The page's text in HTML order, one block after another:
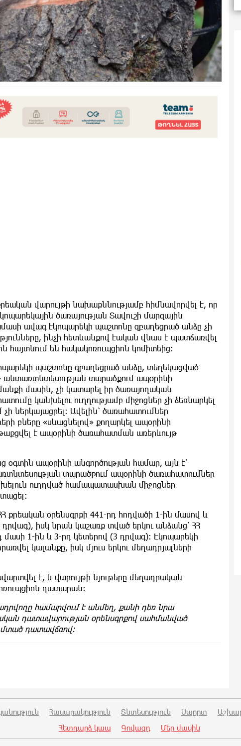
վարույթի նախաքննությամբ հիմնավորվել է, որ
ծառայության Տավուշի մարզային
ավագ էկոպարեկի պաշտոնը զբաղեցրած անձը չի
ինչի հետևանքով էական վնաս է պատճառվել
հայտնում են հակակոռուպցիոն կոմիտեից:
պաշտոնը զբաղեցրած անձը, տեղեկացված
անտառտնտեսության տարածքում ապօրինի
մասին, չի կատարել իր ծառայողական
կանխելու ուղղությամբ միջոցներ չի ձեռնարկել
ներկայացրել։ Ավելին՝ ծառահատումներ
բները «սևացնելով» քողարկել ապօրինի
է ապօրինի ծառահատման առերևույթ
օգտին ապօրինի անգործության համար, այն է՝
տարածքում ապօրինի ծառահատումներ
ուղղված համապատասխան միջոցներ
քրեական օրենսգրքի 441-րդ հոդվածի 1-ին մասով և
իսկ նրան կաշառք տված երկու անձանց՝ ՀՀ
մասի 1-ին և 3-րդ կետերով (3 դրվագ): Էկոպարեկի
կալանքը, իսկ մյուս երկու մեղադրյալների
է, և վարույթի նյութերը մեղադրական
դատարան։
համարվում է անմեղ, քանի դեռ նրա
դատավարության օրենսգրքով սահմանված
դատավճռով։
Հասարակություն Տնտեսություն Սպորտ
Հետդարձ կապ
Գովազդ Մեր մասին